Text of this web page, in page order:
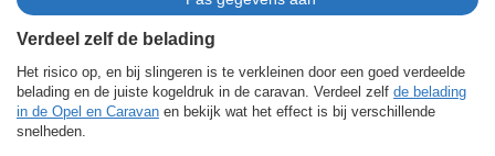
Verdeel zelf de belading
Het risico op, en bij slingeren is te verkleinen door een goed verdeelde
belading en de juiste kogeldruk in de caravan. Verdeel zelf de belading
in de Opel en Caravan en bekijk wat het effect is bij verschillende
snelheden.